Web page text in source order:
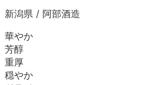
新潟県 / 阿部酒造
華やか
芳醇
重厚
穏やか